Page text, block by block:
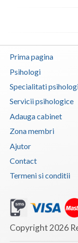
Psihoterapie -
Psihoterapie -
Psihoterapie -
Psihoterapie -
Psihoterapie -
Psihoterapie -
Psihoterapie -
Psihoterapie -
Psihoterapie -
Prima pagina
Psihologi
Specialitati
Servicii psihologice
Adauga cabinet
Zona membri
Ajutor
Contact
Termeni si conditii
Copyright 2026